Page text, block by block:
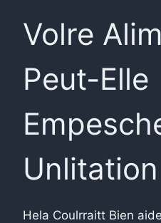
Volre
Peut-Elle
Hela Coulrraitt Bien